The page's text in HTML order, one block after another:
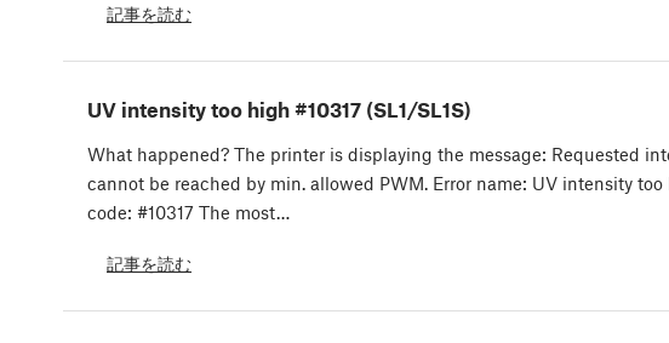
記事を読む
UV intensity too high #10317 (SL1/SL1S)
What happened? The printer is displaying the message: Requested
cannot be reached by min. allowed PWM. Error name: UV intensity
code: #10317 The most…
記事を読む